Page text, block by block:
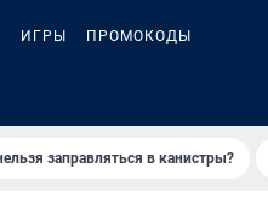
ИГРЫ ПРОМОКОДЫ
заправляться в канистры?